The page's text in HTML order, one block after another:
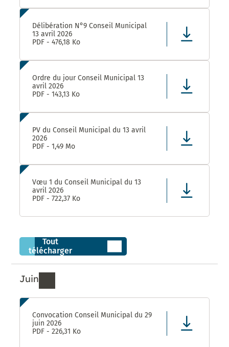
Délibération N°9 Conseil Municipal
13 avril 2026
PDF - 476,18 Ko
Ordre du jour Conseil Municipal 13
avril 2026
PDF - 143,13 Ko
PV du Conseil Municipal du 13 avril
2026
PDF - 1,49 Mo
Vœu 1 du Conseil Municipal du 13
avril 2026
PDF - 722,37 Ko
Tout
télécharger
Juin
Ressources de Juin 2026
Convocation Conseil Municipal du 29
juin 2026
PDF - 226,31 Ko